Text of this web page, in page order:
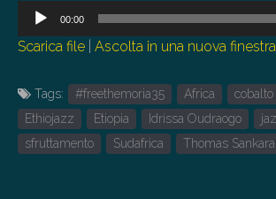
Audio
00:00
Scarica file Ascolta in una nuova finestra
Tags: #freethemoria35 Africa cobalto
Ethiojazz
Etiopia Idrissa Oudraogo
sfruttamento
Sudafrica Thomas Sankara